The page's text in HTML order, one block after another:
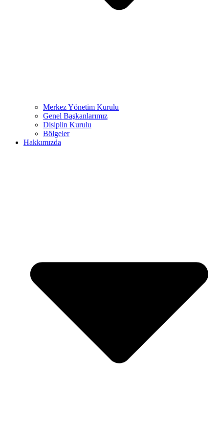
Merkez Yönetim Kurulu
Genel Başkanlarımız
Disiplin Kurulu
Bölgeler
Hakkımızda